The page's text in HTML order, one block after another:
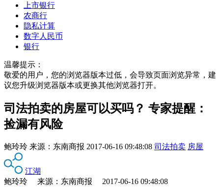
上市银行
农商行
隐私计算
数字人民币
银行
温馨提示：
敬爱的用户，您的浏览器版本过低，会导致页面浏览异常，建
议您升级浏览器版本或更换其他浏览器打开。
司法拍卖的房屋可以买吗？ 专家提醒：
捡漏有风险
鲍玲玲 来源： 东南商报 2017-06-16 09:48:08 司法拍卖 房屋
江湖
鲍玲玲 来源：东南商报 2017-06-16 09:48:08